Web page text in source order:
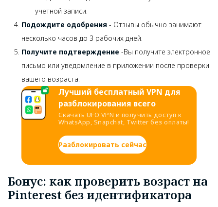
учетной записи.
Подождите одобрения - Отзывы обычно занимают
несколько часов до 3 рабочих дней.
Получите подтверждение -Вы получите электронное
письмо или уведомление в приложении после проверки
вашего возраста.
Лучший бесплатный VPN для
разблокирования всего
Скачать UFO VPN и получить доступ к
WhatsApp, Snapchat, Twitter без оплаты!
Разблокировать сейчас
Бонус: как проверить возраст на
Pinterest без идентификатора